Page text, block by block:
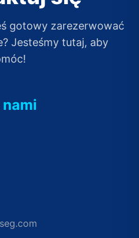
gotowy zarezerwować
Jesteśmy tutaj, aby